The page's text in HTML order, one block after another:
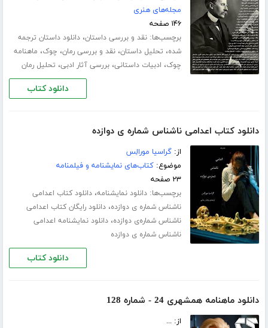
مجله‌های هنری
۱۴۶ صفحه
برچسب‌ها:نقد و بررسی داستان،دانلود داستان ترجمه
شده، تحلیل داستان،نقد و بررسی رمان، چوک، ماهنامه
چوک، ادبیات داستانی،بررسی آثار ادبی، تحلیل رمان
دانلود کتاب
دانلود کتاب اعدامی ناشناس شماره ی دوازده
از:گراسیا مورالِس
موضوع:کتاب‌های نمایشنامه و فیلمنامه
۲۳ صفحه
برچسب‌ها:دانلود نمایشنامه،دانلود کتاب اعدامی
ناشناس شماره ی دوازده،دانلود رایگان کتاب اعدامی
ناشناس شماره‌ی دوازده،دانلود نمایشنامه اعدامی
ناشناس شماره ی دوازده
دانلود کتاب
دانلود ماهنامه همشهری 24 - شماره 128
از: ...